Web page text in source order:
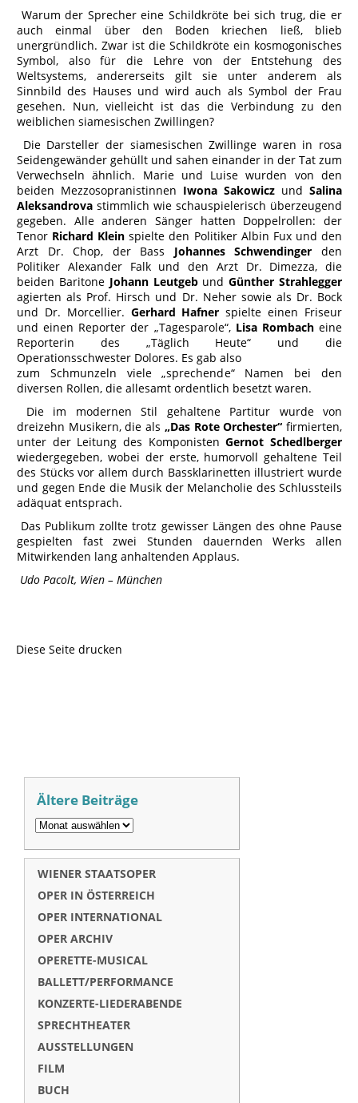
Warum der Sprecher eine Schildkröte bei sich trug, die er
auch einmal über den Boden kriechen ließ, blieb
unergründlich. Zwar ist die Schildkröte ein kosmogonisches
Symbol, also für die Lehre von der Entstehung des
Weltsystems, andererseits gilt sie unter anderem als
Sinnbild des Hauses und wird auch als Symbol der Frau
gesehen. Nun, vielleicht ist das die Verbindung zu den
weiblichen siamesischen Zwillingen?
Die Darsteller der siamesischen Zwillinge waren in rosa
Seidengewänder gehüllt und sahen einander in der Tat zum
Verwechseln ähnlich. Marie und Luise wurden von den
beiden Mezzosopranistinnen Iwona Sakowicz und Salina
Aleksandrova stimmlich wie schauspielerisch überzeugend
gegeben. Alle anderen Sänger hatten Doppelrollen: der
Tenor Richard Klein spielte den Politiker Albin Fux und den
Arzt Dr. Chop, der Bass Johannes Schwendinger den
Politiker Alexander Falk und den Arzt Dr. Dimezza, die
beiden Baritone Johann LeutgebundGünther Strahlegger
agierten als Prof. Hirsch und Dr. Neher sowie als Dr. Bock
und Dr. Morcellier. Gerhard Hafner spielte einen Friseur
und einen Reporter der „Tagesparole“, Lisa Rombacheine
Reporterin des „Täglich Heute“ und die
Operationsschwester Dolores. Es gab also
zum Schmunzeln viele „sprechende“ Namen bei den
diversen Rollen, die allesamt ordentlich besetzt waren.
Die im modernen Stil gehaltene Partitur wurde von
dreizehn Musikern, die als „Das Rote Orchester“ firmierten,
unter der Leitung des KomponistenGernot Schedlberger
wiedergegeben, wobei der erste, humorvoll gehaltene Teil
des Stücks vor allem durch Bassklarinetten illustriert wurde
und gegen Ende die Musik der Melancholie des Schlussteils
adäquat entsprach.
Das Publikum zollte trotz gewisser Längen des ohne Pause
gespielten fast zwei Stunden dauernden Werks allen
Mitwirkenden lang anhaltenden Applaus.
Udo Pacolt, Wien – München
Diese Seite drucken
Ältere Beiträge
WIENER STAATSOPER
OPER IN ÖSTERREICH
OPER INTERNATIONAL
OPER ARCHIV
OPERETTE-MUSICAL
BALLETT/PERFORMANCE
KONZERTE-LIEDERABENDE
SPRECHTHEATER
AUSSTELLUNGEN
FILM
BUCH